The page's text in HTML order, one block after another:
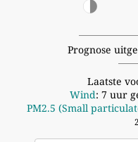
Prognose
Laatste
Wind: 7 uur
PM2.5 (Small